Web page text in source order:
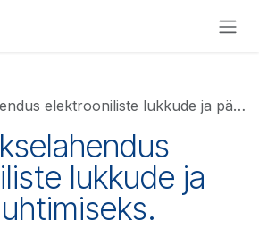
elektrooniliste lukkude ja pääslate juhtimiseks.
lukkude ja